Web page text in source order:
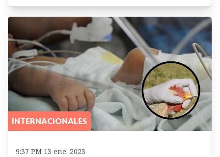
INTERNACIONALES
9:37 PM 13 ene. 2023